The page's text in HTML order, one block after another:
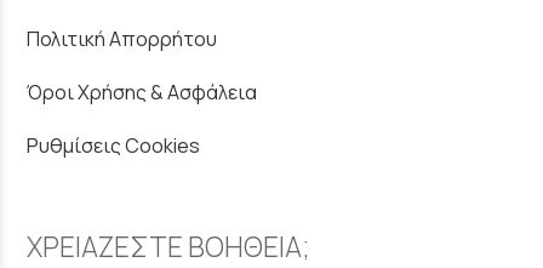
Πολιτική Απορρήτου
Όροι Χρήσης & Ασφάλεια
Ρυθμίσεις Cookies
ΧΡΕΙΑΖΕΣΤΕ ΒΟΗΘΕΙΑ;